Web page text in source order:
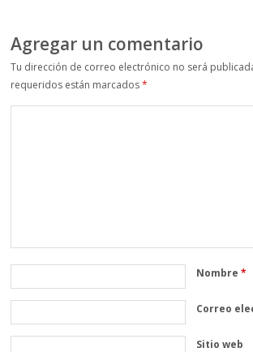
Agregar un comentario
Tu dirección de correo electrónico no será
requeridos están marcados*
Nombre*
Correo
Sitio web